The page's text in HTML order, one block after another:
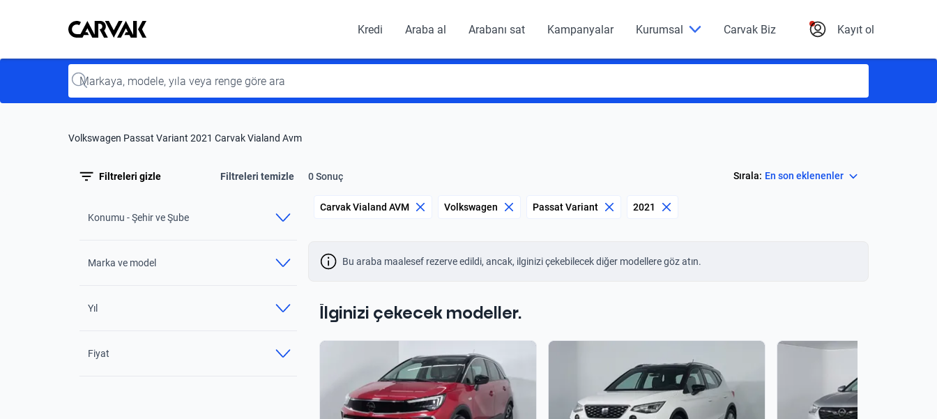
Kavak
Kavak Kredi Araba al Arabanı sat Kampanyalar Kurumsal Carvak Biz Kayıt ol
Input
Volkswagen Passat Variant 2021 Carvak Vialand Avm
Filtreleri gizle Filtreleri temizle 0 Sonuç Sırala: En son eklenenler
Konumu - Şehir ve Şube
Marka ve model
Yıl
Fiyat
Carvak Vialand AVM Volkswagen Passat Variant 2021
Bu araba maalesef rezerve edildi, ancak, ilginizi çekebilecek diğer modellere göz atın.
İlginizi çekecek modeller.